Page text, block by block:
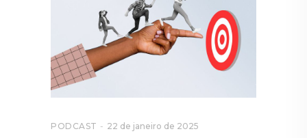
PODCAST 22 de janeiro de 2025